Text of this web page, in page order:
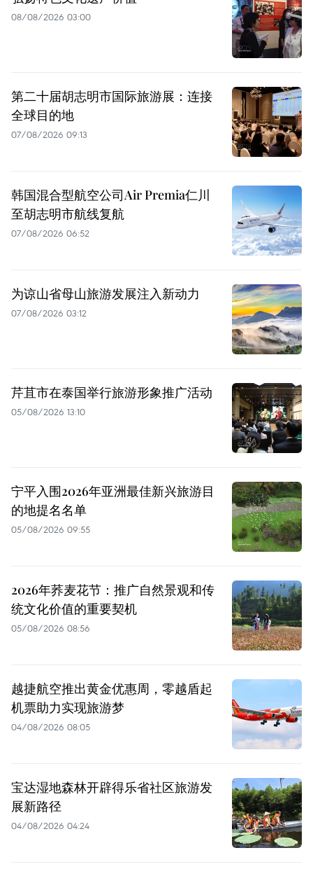
08/08/2026 03:00
第二十届胡志明市国际旅游展：连接
全球目的地
07/08/2026 09:13
韩国混合型航空公司Air Premia仁川
至胡志明市航线复航
07/08/2026 06:52
为谅山省母山旅游发展注入新动力
07/08/2026 03:12
芹苴市在泰国举行旅游形象推广活动
05/08/2026 13:10
宁平入围2026年亚洲最佳新兴旅游目
的地提名名单
05/08/2026 09:55
2026年荞麦花节：推广自然景观和传
统文化价值的重要契机
05/08/2026 08:56
越捷航空推出黄金优惠周，零越盾起
机票助力实现旅游梦
04/08/2026 08:05
宝达湿地森林开辟得乐省社区旅游发
展新路径
04/08/2026 04:24